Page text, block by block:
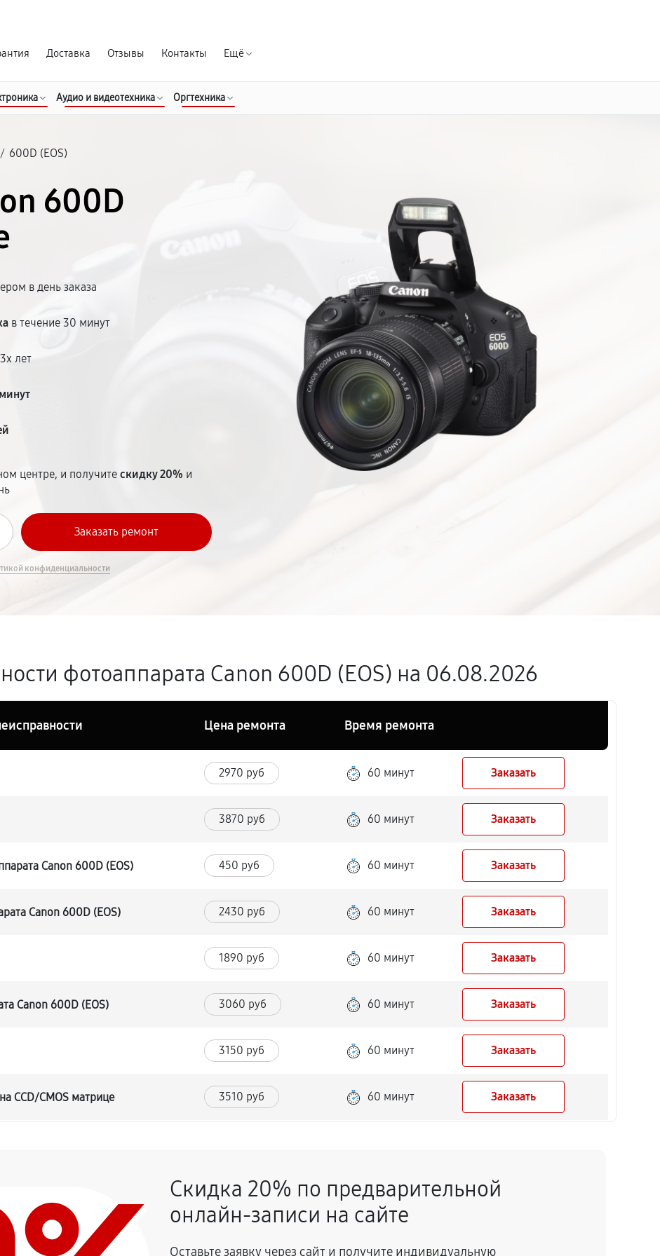
Доставка Отзывы Контакты Ещё
Аудио и видеотехника Оргтехника
/ 600D (EOS)
600D
в день заказа
в течение 30 минут
лет
центре, и получитескидку 20% и
конфиденциальности
фотоаппарата Canon 600D (EOS) на 06.08.2026
Цена ремонта Время ремонта
2970 руб 60 минут Заказать
3870 руб 60 минут Заказать
Canon 600D (EOS) 450 руб 60 минут Заказать
Canon 600D (EOS) 2430 руб 60 минут Заказать
1890 руб 60 минут Заказать
Canon 600D (EOS) 3060 руб 60 минут Заказать
3150 руб 60 минут Заказать
CCD/CMOS матрице 3510 руб 60 минут Заказать
2970 руб 60 минут Заказать
Canon 600D (EOS)
Скидка 20% по предварительной
онлайн-записи на сайте
Оставьте заявку через сайт и получите индивидуальную